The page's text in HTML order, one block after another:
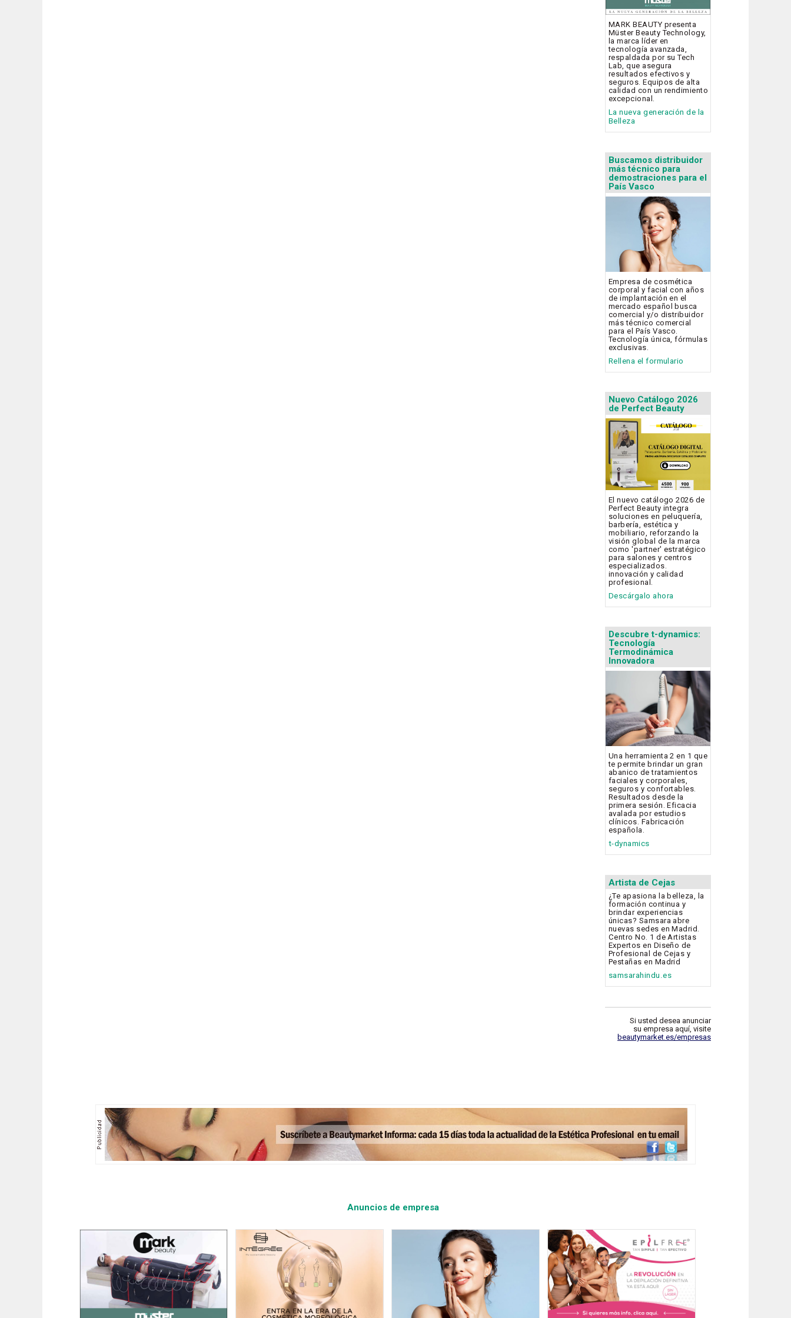
MARK BEAUTY presenta
Müster Beauty Technology,
la marca líder en
tecnología avanzada,
respaldada por su Tech
Lab, que asegura
resultados efectivos y
seguros. Equipos de alta
calidad con un rendimiento
excepcional.
La nueva generación de la
Belleza
Buscamos distribuidor
más técnico para
demostraciones para el
País Vasco
Empresa de cosmética
corporal y facial con años
de implantación en el
mercado español busca
comercial y/o distribuidor
más técnico comercial
para el País Vasco.
Tecnología única, fórmulas
exclusivas.
Rellena el formulario
Nuevo Catálogo 2026
de Perfect Beauty
El nuevo catálogo 2026 de
Perfect Beauty integra
soluciones en peluquería,
barbería, estética y
mobiliario, reforzando la
visión global de la marca
como 'partner' estratégico
para salones y centros
especializados.
innovación y calidad
profesional.
Descárgalo ahora
Descubre t-dynamics:
Tecnología
Termodinámica
Innovadora
Una herramienta 2 en 1 que
te permite brindar un gran
abanico de tratamientos
faciales y corporales,
seguros y confortables.
Resultados desde la
primera sesión. Eficacia
avalada por estudios
clínicos. Fabricación
española.
t-dynamics
Artista de Cejas
¿Te apasiona la belleza, la
formación continua y
brindar experiencias
únicas? Samsara abre
nuevas sedes en Madrid.
Centro No. 1 de Artistas
Expertos en Diseño de
Profesional de Cejas y
Pestañas en Madrid
samsarahindu.es
Si usted desea anunciar
su empresa aquí, visite
beautymarket.es/empresas
Anuncios de empresa